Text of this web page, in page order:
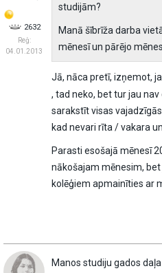
2632
Reģ:
04.01.2013
studijām?
Manā šībrīža darba
mēnesī un pārējo
Jā, nāca pretī, izņemot,
, tad neko, bet tur jau nav
sarakstīt visas
kad nevari rīta / vakara
Parasti esošajā mēnesī
nākošajam mēnesim,
kolēģiem apmainīties ar
Manos studiju gados